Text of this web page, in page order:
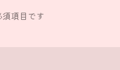
項目です